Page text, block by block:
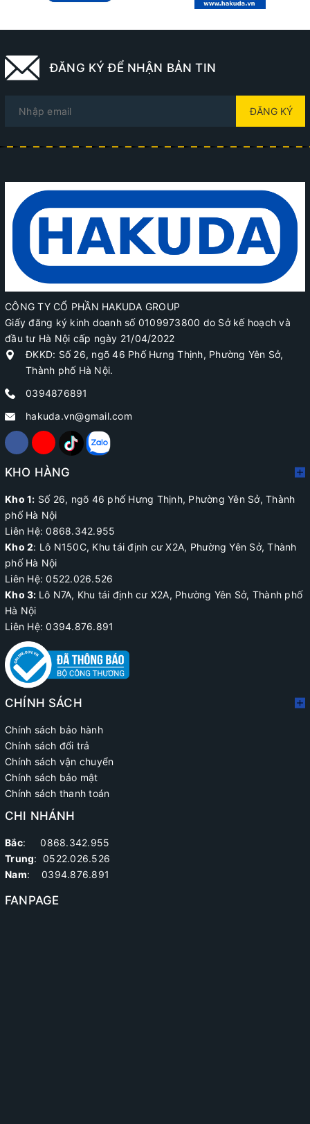
ĐĂNG KÝ ĐỂ NHẬN BẢN TIN
ĐĂNG KÝ
CÔNG TY CỔ PHẦN HAKUDA GROUP
Giấy đăng ký kinh doanh số 0109973800 do Sở kế hoạch và
đầu tư Hà Nội cấp ngày 21/04/2022
ĐKKD: Số 26, ngõ 46 Phố Hưng Thịnh, Phường Yên Sở,
Thành phố Hà Nội.
0394876891
hakuda.vn@gmail.com
KHO HÀNG
Kho 1: Số 26, ngõ 46 phố Hưng Thịnh, Phường Yên Sở, Thành
phố Hà Nội
Liên Hệ: 0868.342.955
Kho 2: Lô N150C, Khu tái định cư X2A, Phường Yên Sở, Thành
phố Hà Nội
Liên Hệ:0522.026.526
Kho 3: Lô N7A, Khu tái định cư X2A, Phường Yên Sở, Thành phố
Hà Nội
Liên Hệ: 0394.876.891
CHÍNH SÁCH
Chính sách bảo hành
Chính sách đổi trả
Chính sách vận chuyển
Chính sách bảo mật
Chính sách thanh toán
CHI NHÁNH
Bắc: 0868.342.955
Trung: 0522.026.526
Nam: 0394.876.891
FANPAGE